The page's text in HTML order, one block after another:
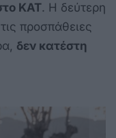
ΚΑΤ. Η δεύτερη
προσπάθειες
δεν κατέστη